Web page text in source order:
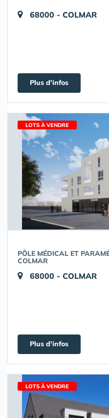
68000 - COLMAR
Plus d'infos
LOTS À VENDRE
PÔLE MÉDICAL ET
COLMAR
68000 - COLMAR
Plus d'infos
LOTS À VENDRE